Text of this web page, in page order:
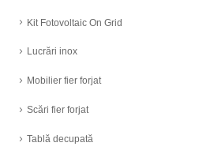
Kit Fotovoltaic On Grid
Lucrări inox
Mobilier fier forjat
Scări fier forjat
Tablă decupată